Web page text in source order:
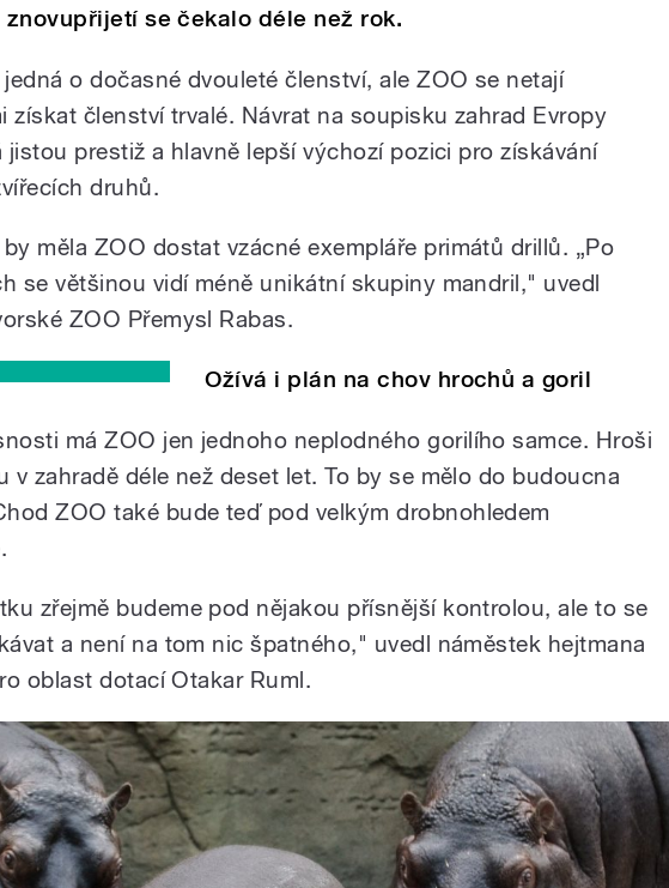
znovupřijetí se čekalo déle než rok.
o dočasné dvouleté členství, ale ZOO se netají
získat členství trvalé. Návrat na soupisku zahrad Evropy
jistou prestiž a hlavně lepší výchozí pozici pro získávání
druhů.
měla ZOO dostat vzácné exempláře primátů drillů. „Po
se většinou vidí méně unikátní skupiny mandril," uvedl
ZOO Přemysl Rabas.
Ožívá i plán na chov hrochů a goril
má ZOO jen jednoho neplodného gorilího samce. Hroši
v zahradě déle než deset let. To by se mělo do budoucna
ZOO také bude teď pod velkým drobnohledem
zřejmě budeme pod nějakou přísnější kontrolou, ale to se
a není na tom nic špatného," uvedl náměstek hejtmana
oblast dotací Otakar Ruml.